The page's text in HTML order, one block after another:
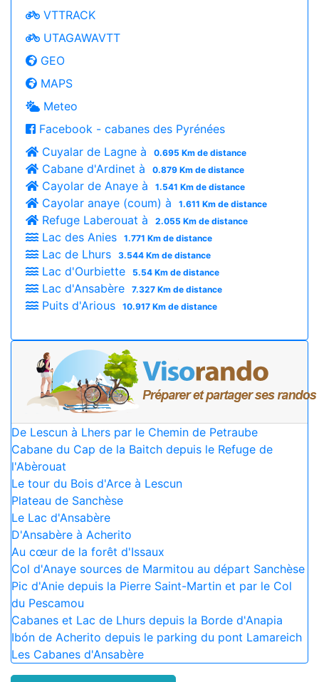
VTTRACK
UTAGAWAVTT
GEO
MAPS
Meteo
Facebook - cabanes des Pyrénées
Cuyalar de Lagne à
0.695 Km de distance
Cabane d'Ardinet à 0.879 Km de distance
Cayolar de Anaye à 1.541 Km de distance
Cayolar anaye (coum) à 1.611 Km de distance
Refuge Laberouat à 2.055 Km de distance
Lac des Anies 1.771 Km de distance
Lac de Lhurs 3.544 Km de distance
Lac d'Ourbiette 5.54 Km de distance
Lac d'Ansabère 7.327 Km de distance
Puits d'Arious 10.917 Km de distance
De Lescun à Lhers par le Chemin de Petraube
Cabane du Cap de la Baitch depuis le Refuge de
l'Abèrouat
Le tour du Bois d'Arce à Lescun
Plateau de Sanchèse
Le Lac d'Ansabère
D'Ansabère à Acherito
Au cœur de la forêt d'Issaux
Col d'Anaye sources de Marmitou au départ Sanchèse
Pic d'Anie depuis la Pierre Saint-Martin et par le Col
du Pescamou
Cabanes et Lac de Lhurs depuis la Borde d'Anapia
Ibón de Acherito depuis le parking du pont Lamareich
Les Cabanes d'Ansabère